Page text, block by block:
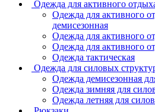
Одежда для активного
Одежда для активного
демисезонная
Одежда для активного
Одежда для активного
Одежда тактическая
Одежда для силовых
Одежда демисезонная
Одежда зимняя для
Одежда летняя для